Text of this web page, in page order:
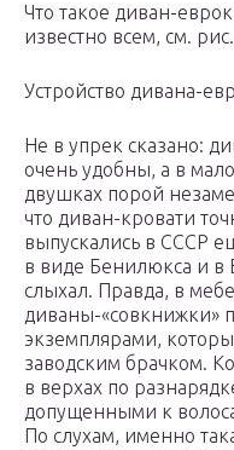
Что такое диван-
известно всем, см.
Устройство дивана-
Не в упрек сказано:
очень удобны, а в
двушках порой
что диван-кровати
выпускались в СССР
в виде Бенилюкса и в
слыхал. Правда, в
диваны-«совкнижки»
экземплярами,
заводским брачком.
в верхах по
допущенными к
По слухам, именно